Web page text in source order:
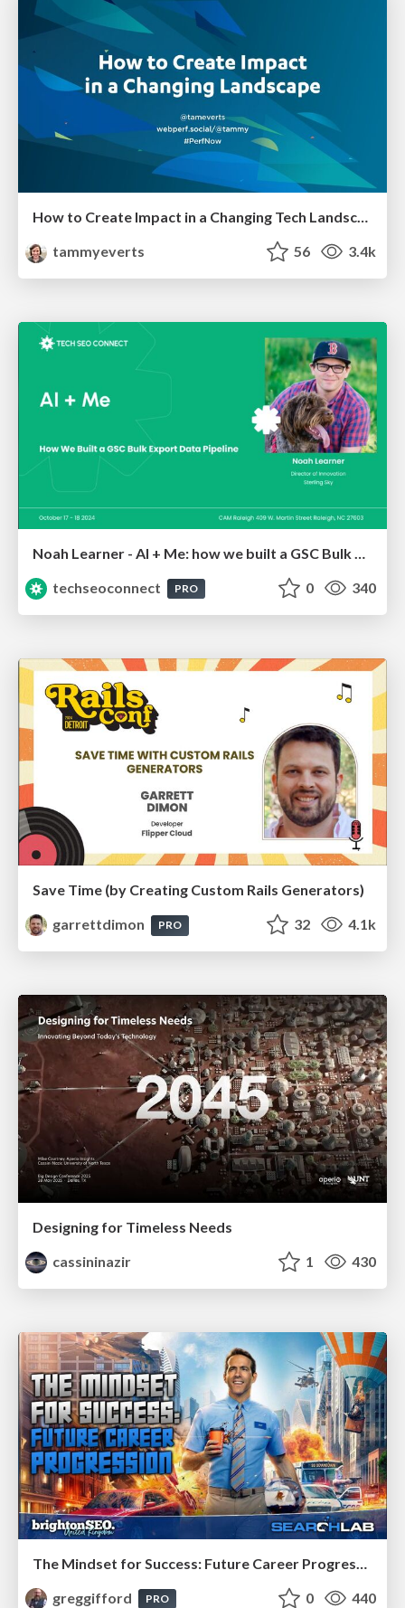
tammyeverts
56 3.4k
Noah Learner - AI + Me: how we built a GSC Bulk Export data pipeline
techseoconnect
PRO 0 340
Save Time (by Creating Custom Rails Generators)
garrettdimon
PRO 32 4.1k
Designing for Timeless Needs
cassininazir
1 430
The Mindset for Success: Future Career Progression
greggifford
PRO 0 440